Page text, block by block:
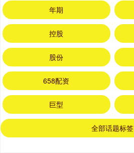
年期
控股
股份
658配资
巨型
全部话题标签